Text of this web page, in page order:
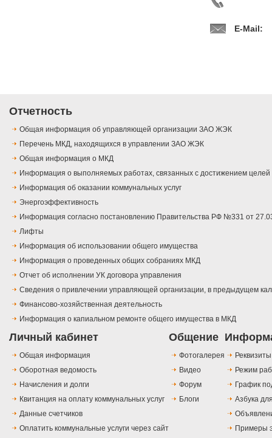
E-Mail:
Отчетность
Общая информация об управляющей организации ЗАО ЖЭК
Перечень МКД, находящихся в управлении ЗАО ЖЭК
Общая информация о МКД
Информация о выполняемых работах, связанных с достижением
Информация об оказании коммунальных услуг
Энергоэффективность
Информация согласно постановлению Правительства РФ №331 от
Лифты
Информация об использовании общего имущества
Информация о проведенных общих собраниях МКД
Отчет об исполнении УК договора управления
Сведения о привлечении управляющей организации, в предыдущем
Финансово-хозяйственная деятельность
Информация о капиальном ремонте общего имущества в МКД
Личный кабинет
Общая информация
Оборотная ведомость
Начисления и долги
Квитанция на оплату коммунальных услуг
Данные счетчиков
Оплатить коммунальные услуги через сайт
Общение
Фотогалерея
Видео
Форум
Блоги
Режим
График
Азбука
Примеры